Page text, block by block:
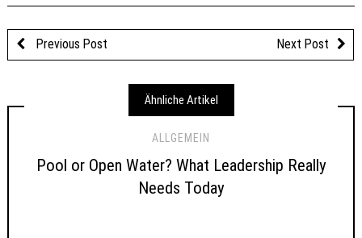
Previous Post Next Post
Ähnliche Artikel
ALLGEMEIN
Pool or Open Water? What Leadership Really
Needs Today